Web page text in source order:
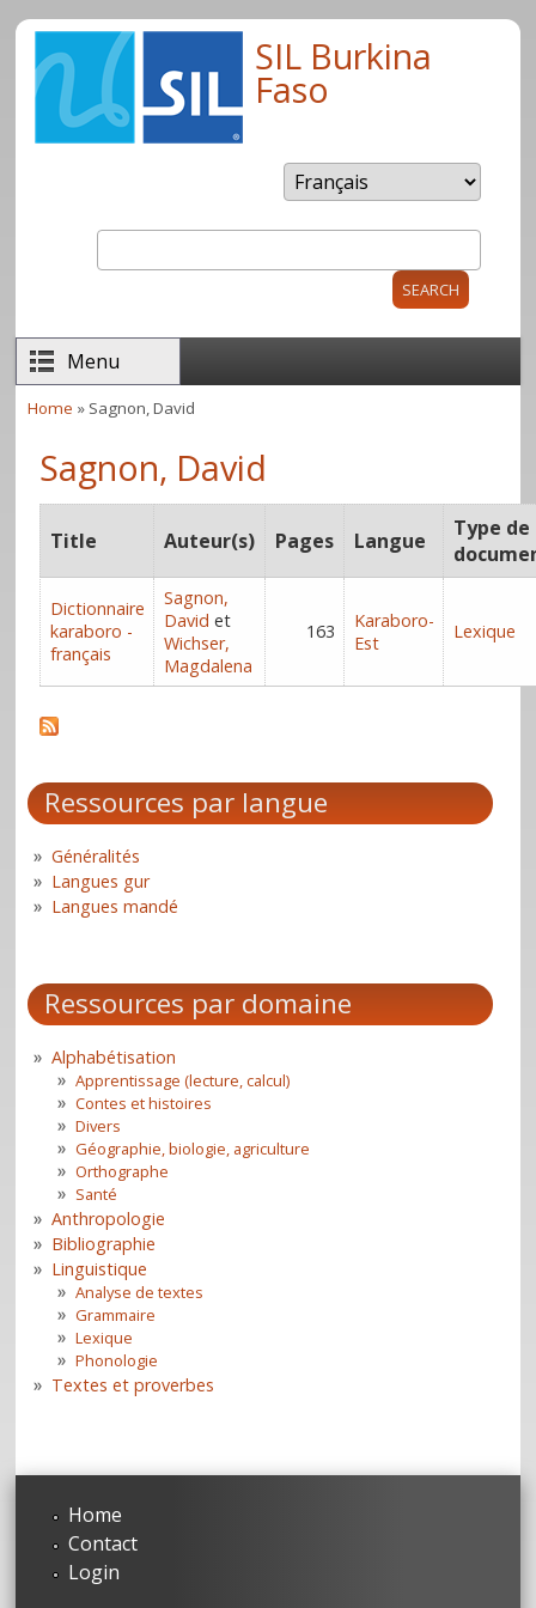
Skip to main content SIL Burkina
Faso
Search form
Menu
Home » Sagnon, David
Sagnon, David
Title Auteur(s) Pages Langue
Type de
Dictionnaire
karaboro -
français
Sagnon,
David et
Wichser,
Magdalena
163
Karaboro-
Est
Lexique
Ressources par langue
Généralités
Langues gur
Langues mandé
Ressources par domaine
Alphabétisation
Apprentissage (lecture, calcul)
Contes et histoires
Divers
Géographie, biologie, agriculture
Orthographe
Santé
Anthropologie
Bibliographie
Linguistique
Analyse de textes
Grammaire
Lexique
Phonologie
Textes et proverbes
Home
Contact
Login